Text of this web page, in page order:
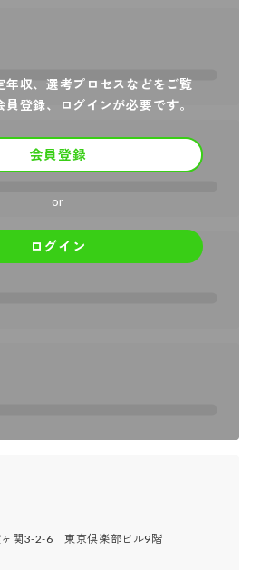
年収、選考プロセスなどをご覧
登録、ログインが必要です。
会員登録
or
ログイン
関3-2-6　東京倶楽部ビル9階